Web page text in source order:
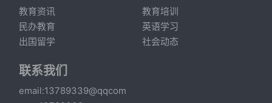
教育资讯
教育培训
民办教育
英语学习
出国留学
社会动态
联系我们
email:13789339@qqcom